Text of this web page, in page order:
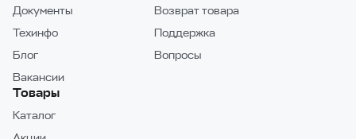
Документы
Техинфо
Блог
Вакансии
Возврат товара
Поддержка
Вопросы
Товары
Каталог